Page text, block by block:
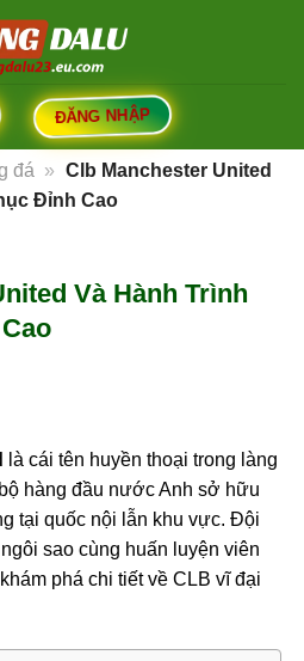
ĐĂNG NHẬP
đá » Clb Manchester
Phục Đỉnh Cao
Và Hành Trình
là cái tên huyền thoại trong
lạc bộ hàng đầu nước Anh
ấn tượng tại quốc nội lẫn khu
nhiều ngôi sao cùng huấn
Bongdalukhám phá chi tiết